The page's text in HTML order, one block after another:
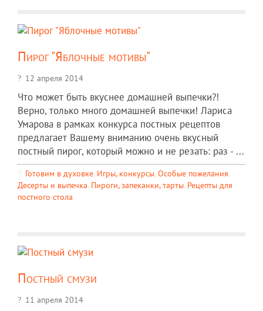
Пирог "Яблочные мотивы"
12 апреля 2014
Что может быть вкуснее домашней выпечки?!
Верно, только много домашней выпечки! Лариса
Умарова в рамках конкурса постных рецептов
предлагает Вашему вниманию очень вкусный
постный пирог, который можно и не резать: раз - ...
Готовим в духовке, Игры, конкурсы, Особые пожелания,
Десерты и выпечка, Пироги, запеканки, тарты, Рецепты для
постного стола
Постный смузи
11 апреля 2014